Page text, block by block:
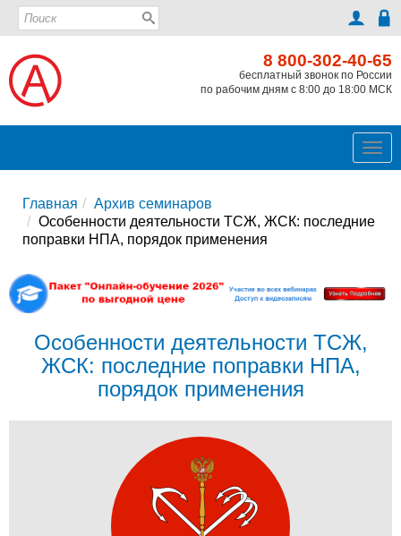
8 800-302-40-65
бесплатный звонок по России
по рабочим дням с 8:00 до 18:00 МСК
Главная
Архив семинаров
Особенности деятельности ТСЖ, ЖСК: последние
поправки НПА, порядок применения
Особенности деятельности ТСЖ,
ЖСК: последние поправки НПА,
порядок применения